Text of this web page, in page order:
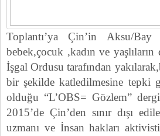
Toplantı’ya Çin’in Aksu/
bebek,çocuk ,kadın ve
İşgal Ordusu tarafından
bir şekilde katledilmesine tepki
olduğu “L’OBS= Gözlem”
2015’de Çin’den sınır dışı
uzmanı ve İnsan hakları